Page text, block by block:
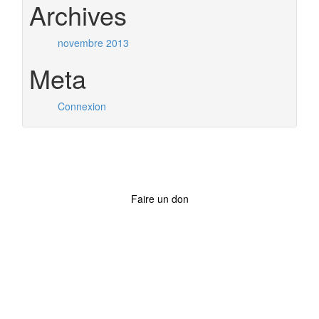
Archives
novembre 2013
Meta
Connexion
Faire un don